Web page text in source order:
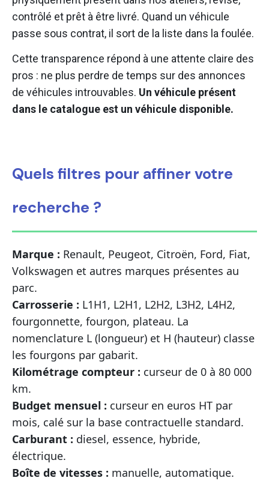
contrôlé et prêt à être livré. Quand un véhicule
passe sous contrat, il sort de la liste dans la foulée.
Cette transparence répond à une attente claire des
pros : ne plus perdre de temps sur des annonces
de véhicules introuvables. Un véhicule présent
dans le catalogue est un véhicule disponible.
Quels filtres pour affiner votre
recherche ?
Marque : Renault, Peugeot, Citroën, Ford, Fiat,
Volkswagen et autres marques présentes au
parc.
Carrosserie : L1H1, L2H1, L2H2, L3H2, L4H2,
fourgonnette, fourgon, plateau. La
nomenclature L (longueur) et H (hauteur) classe
les fourgons par gabarit.
Kilométrage compteur : curseur de 0 à 80 000
km.
Budget mensuel : curseur en euros HT par
mois, calé sur la base contractuelle standard.
Carburant : diesel, essence, hybride,
électrique.
Boîte de vitesses : manuelle, automatique.